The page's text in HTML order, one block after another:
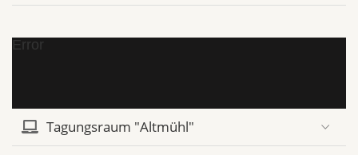
Error
Tagungsraum "Altmühl"